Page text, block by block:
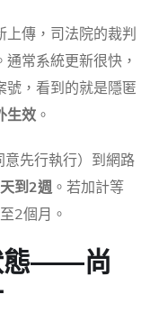
上傳，司法院的裁判
常系統更新很快，
號，看到的就是隱匿
生效 。
先行執行）到網路
到2週。若加計等
2個月。
態——尚